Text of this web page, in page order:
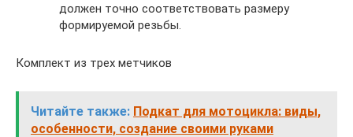
должен точно соответствовать размеру
формируемой резьбы.
Комплект из трех метчиков
Читайте также: Подкат для мотоцикла: виды,
особенности, создание своими руками